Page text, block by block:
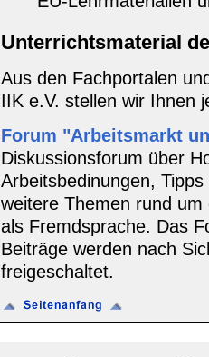
Unterrichtsmaterial
Aus den Fachportalen
IIK e.V. stellen wir Ihnen
Forum "Arbeitsmarkt
Diskussionsforum über
Arbeitsbedinungen,
weitere Themen rund
als Fremdsprache. Das
Beiträge werden nach
freigeschaltet.